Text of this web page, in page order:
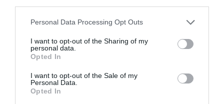
Please note that this website/app uses one or more Google
not limited to your visit or usage behaviour. You may click to
grant or deny consent to Google and its third-party tags to
use your data for below specified purposes in below Google
consent section.
Personal Data Processing Opt Outs
I want to opt-out of the Sharing of my
personal data.
Opted In
I want to opt-out of the Sale of my
Personal Data.
Opted In
RANGSOROK
Egy lépéssel közelebb a nyitáshoz Magyarország